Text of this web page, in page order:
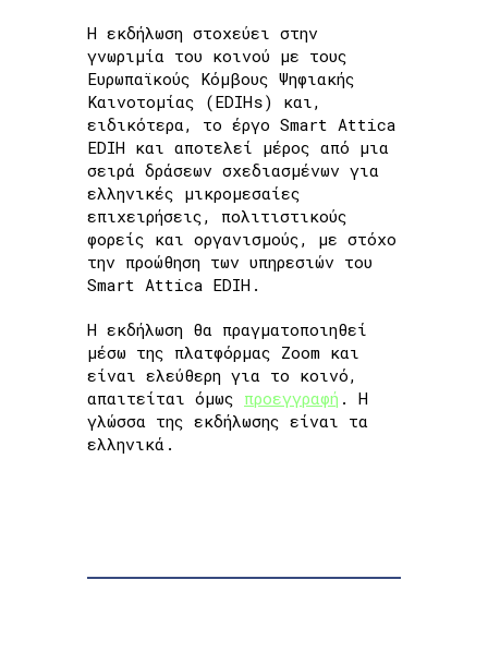
H εκδήλωση στοχεύει στην
γνωριμία του κοινού με τους
Ευρωπαϊκούς Κόμβους Ψηφιακής
Καινοτομίας (EDIHs) και,
ειδικότερα, το έργο Smart Attica
EDIH και αποτελεί μέρος από μια
σειρά δράσεων σχεδιασμένων για
ελληνικές μικρομεσαίες
επιχειρήσεις, πολιτιστικούς
φορείς και οργανισμούς, με στόχο
την προώθηση των υπηρεσιών του
Smart Attica EDIH.
Η εκδήλωση θα πραγματοποιηθεί
μέσω της πλατφόρμας Zoom και
είναι ελεύθερη για το κοινό,
απαιτείται όμως προεγγραφή . Η
γλώσσα της εκδήλωσης είναι τα
ελληνικά.